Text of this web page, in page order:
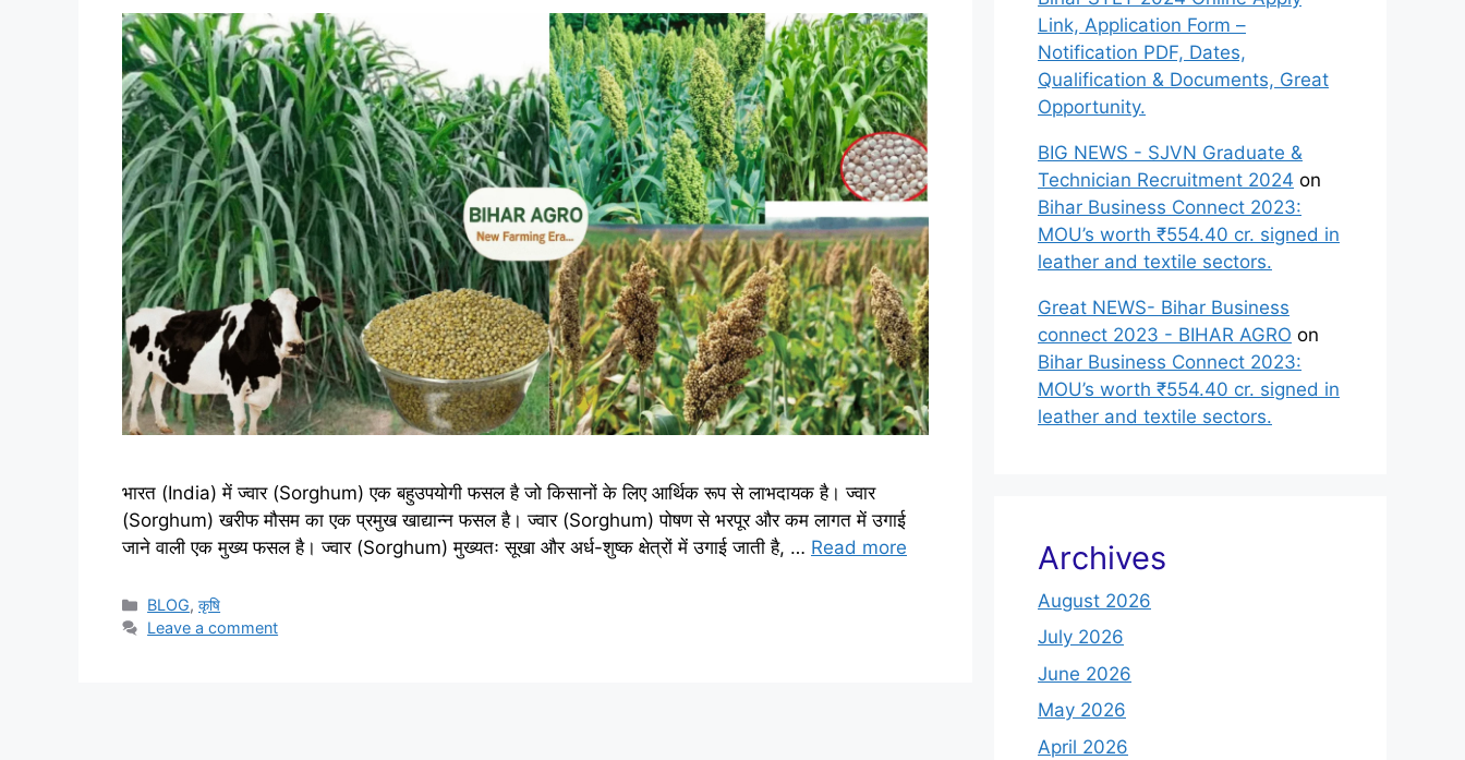
भारत (India) में ज्वार (Sorghum) एक बहुउपयोगी फसल है जो किसानों के लिए आर्थिक रूप से लाभदायक है। ज्वार
(Sorghum) खरीफ मौसम का एक प्रमुख खाद्यान्न फसल है। ज्वार (Sorghum) पोषण से भरपूर और कम लागत में उगाई
जाने वाली एक मुख्य फसल है। ज्वार (Sorghum) मुख्यतः सूखा और अर्ध-शुष्क क्षेत्रों में उगाई जाती है, … Read more
BLOG,कृषि
Leave a comment
Link, Application Form –
Notification PDF, Dates,
Qualification & Documents, Great
Opportunity.
BIG NEWS - SJVN Graduate &
Technician Recruitment 2024 on
Bihar Business Connect 2023:
MOU’s worth ₹554.40 cr. signed in
leather and textile sectors.
Great NEWS- Bihar Business
connect 2023 - BIHAR AGRO on
Bihar Business Connect 2023:
MOU’s worth ₹554.40 cr. signed in
leather and textile sectors.
Archives
August 2026
July 2026
June 2026
May 2026
April 2026